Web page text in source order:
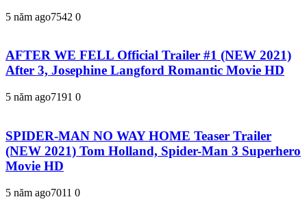
5 năm ago7542 0
AFTER WE FELL Official Trailer #1 (NEW 2021)
After 3, Josephine Langford Romantic Movie HD
5 năm ago7191 0
SPIDER-MAN NO WAY HOME Teaser Trailer
(NEW 2021) Tom Holland, Spider-Man 3 Superhero
Movie HD
5 năm ago7011 0